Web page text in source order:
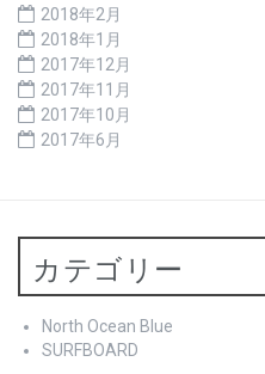
2018年2月
2018年1月
2017年12月
2017年11月
2017年10月
2017年6月
カテゴリー
North Ocean Blue
SURFBOARD